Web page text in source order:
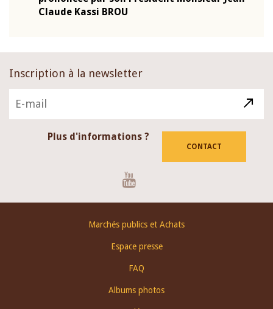
Claude Kassi BROU
Inscription à la newsletter
Plus d'informations ?
CONTACT
Marchés publics et Achats
Espace presse
FAQ
Albums photos